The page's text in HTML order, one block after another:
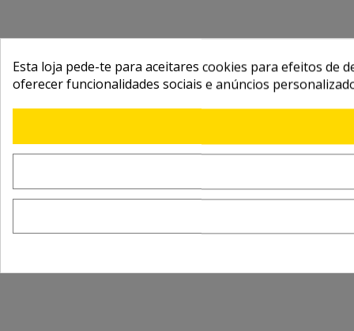
Esta loja pede-te para aceitares cookies para efeitos de
oferecer funcionalidades sociais e anúncios